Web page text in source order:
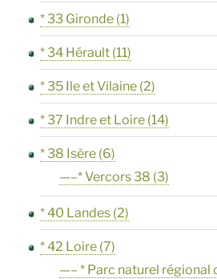
* 33 Gironde (1)
* 34 Hérault (11)
* 35 Ile et Vilaine (2)
* 37 Indre et Loire (14)
* 38 Isère (6)
—–* Vercors 38 (3)
* 40 Landes (2)
* 42 Loire (7)
—– * Parc naturel régional